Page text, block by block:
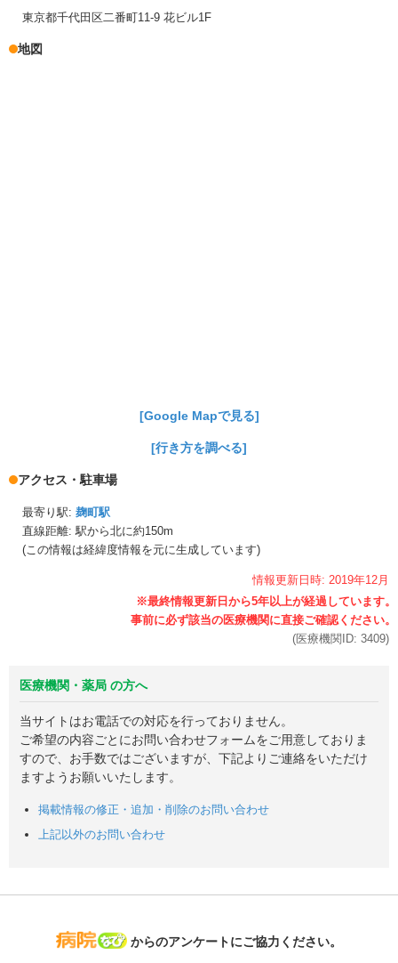
東京都千代田区二番町11-9 花ビル1F
地図
[Google Mapで見る]
[行き方を調べる]
アクセス・駐車場
最寄り駅: 麹町駅
直線距離: 駅から北に約150m
(この情報は経緯度情報を元に生成しています)
情報更新日時: 2019年12月
(医療機関ID: 3409)
医療機関・薬局 の方へ
当サイトはお電話での対応を行っておりません。
ご希望の内容ごとにお問い合わせフォームをご用意しておりま
すので、お手数ではございますが、下記よりご連絡をいただけ
ますようお願いいたします。
掲載情報の修正・追加・削除のお問い合わせ
上記以外のお問い合わせ
病院なび
からのアンケートにご協力ください。